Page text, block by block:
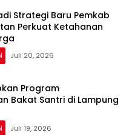
Strategi Baru Pemkab
Perkuat Ketahanan
Juli 20, 2026
Program
Bakat Santri di Lampung
Juli 19, 2026